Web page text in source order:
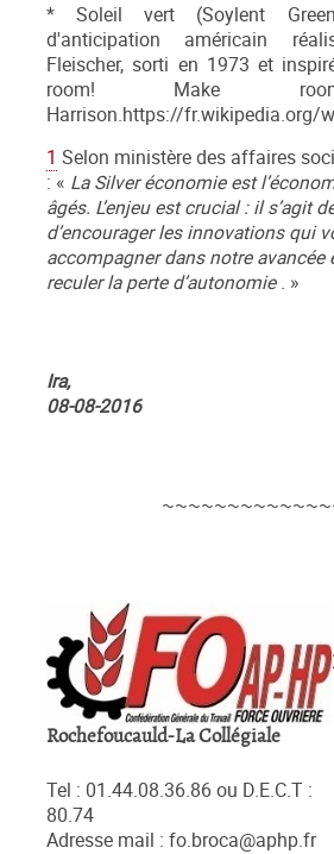
* Soleil vert (Soylent
d'anticipation américain
Fleischer, sorti en 1973 et
room! Make
Harrison.https://fr.wikipedia.org/
1 Selon ministère des affaires
: « La Silver économie est
âgés. L’enjeu est crucial : il s’agit
d’encourager les innovations qui
accompagner dans notre avancée
reculer la perte d’autonomie. »
Ira,
08-08-2016
Rochefoucauld-La Collégiale
Tel : 01.44.08.36.86 ou D.E.C.T :
Adresse mail : fo.broca@aphp.fr